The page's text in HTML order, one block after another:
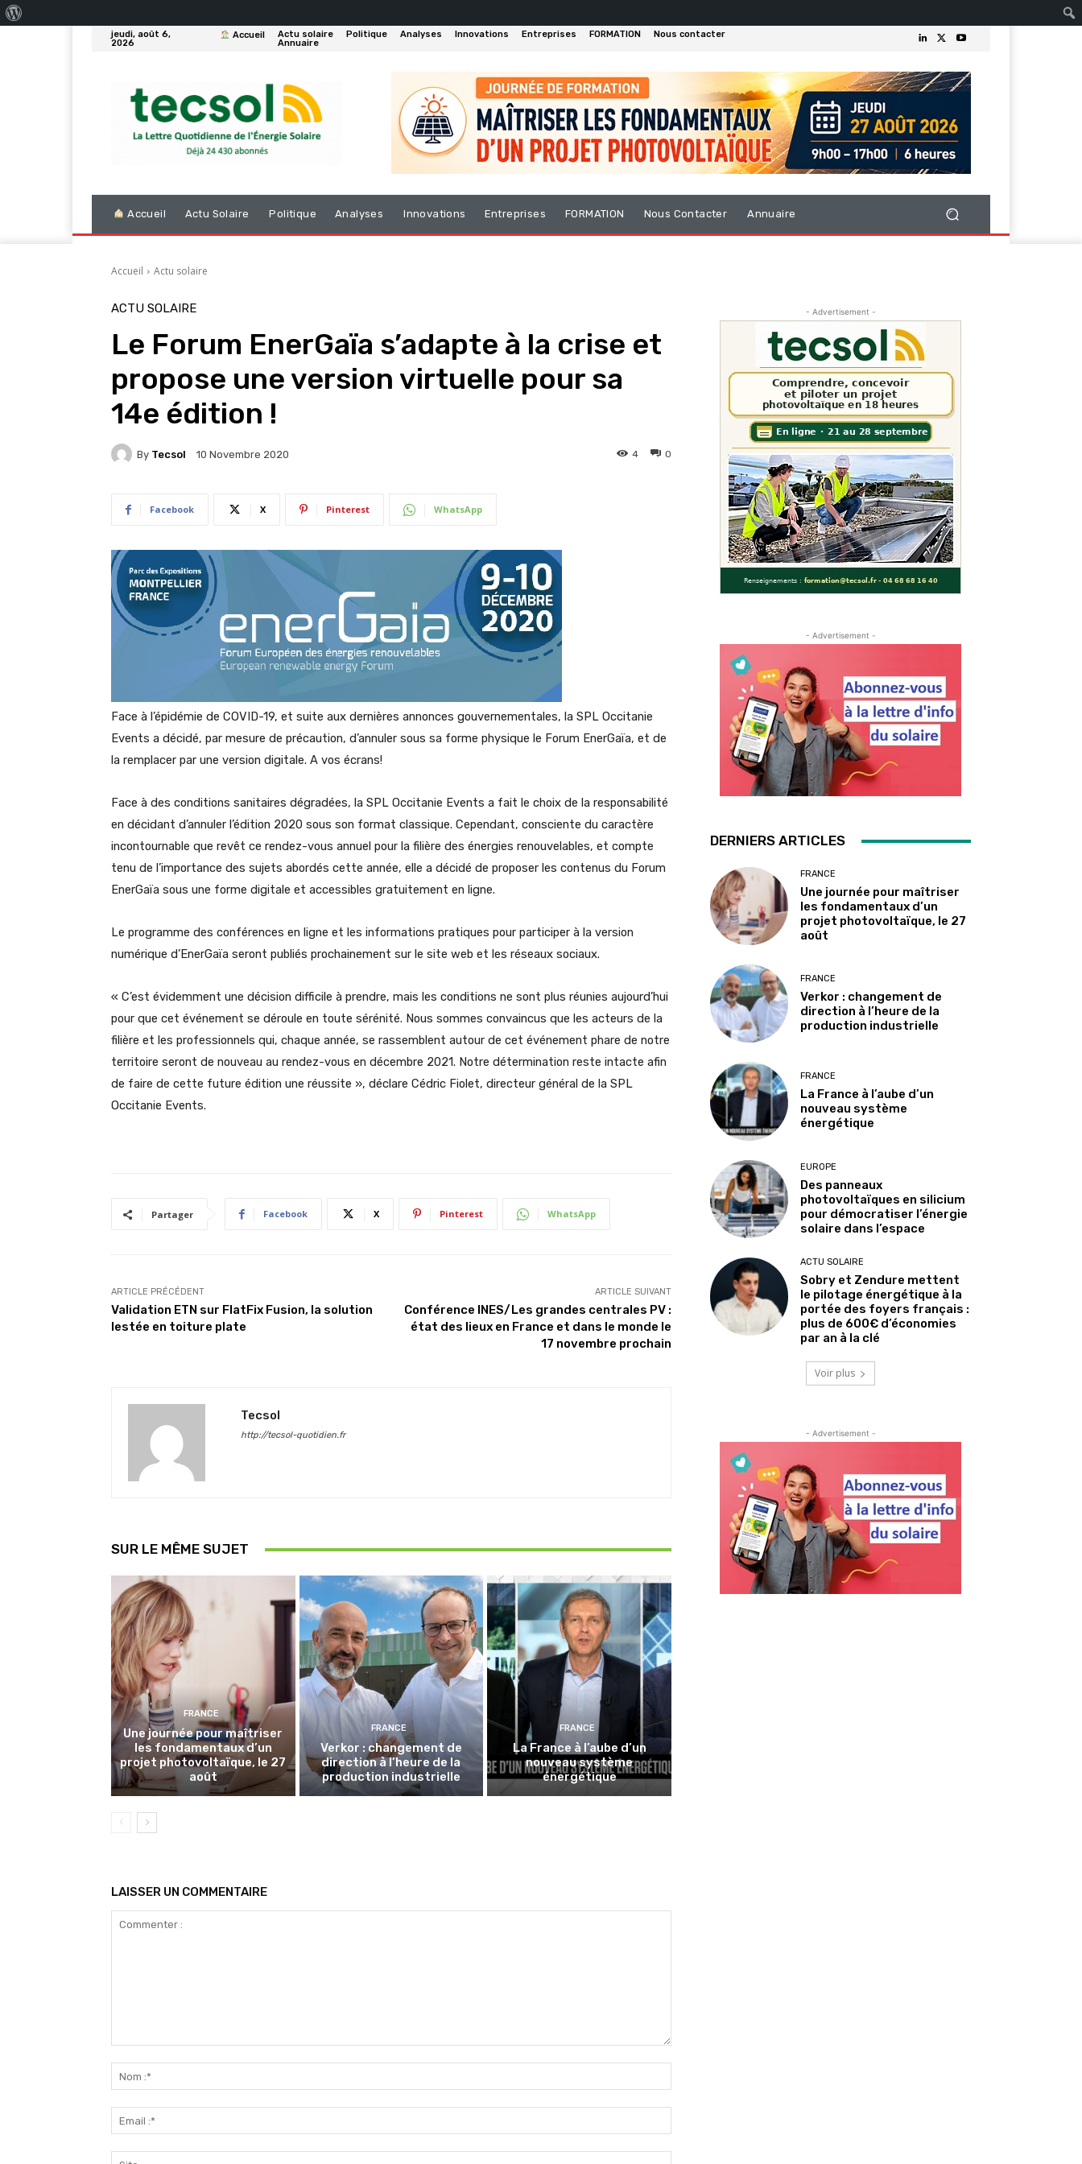
jeudi, août 6,
2026
Accueil Actu solaire Politique Analyses Innovations Entreprises FORMATION
Nous contacter
Annuaire
Accueil Actu Solaire Politique Analyses Innovations Entreprises FORMATION Nous Contacter Annuaire
Accueil Actu solaire
ACTU SOLAIRE
Le Forum EnerGaïa s’adapte à la crise et
propose une version virtuelle pour sa
14e édition !
By Tecsol 10 Novembre 2020 0
4
Facebook X Pinterest WhatsApp
Face à l’épidémie de COVID-19, et suite aux dernières annonces gouvernementales, la SPL Occitanie
Events a décidé, par mesure de précaution, d’annuler sous sa forme physique le Forum EnerGaïa, et de
la remplacer par une version digitale. A vos écrans!
Face à des conditions sanitaires dégradées, la SPL Occitanie Events a fait le choix de la responsabilité
en décidant d’annuler l’édition 2020 sous son format classique. Cependant, consciente du caractère
incontournable que revêt ce rendez-vous annuel pour la filière des énergies renouvelables, et compte
tenu de l’importance des sujets abordés cette année, elle a décidé de proposer les contenus du Forum
EnerGaïa sous une forme digitale et accessibles gratuitement en ligne.
Le programme des conférences en ligne et les informations pratiques pour participer à la version
numérique d’EnerGaïa seront publiés prochainement sur le site web et les réseaux sociaux.
« C’est évidemment une décision difficile à prendre, mais les conditions ne sont plus réunies aujourd’hui
pour que cet événement se déroule en toute sérénité. Nous sommes convaincus que les acteurs de la
filière et les professionnels qui, chaque année, se rassemblent autour de cet événement phare de notre
territoire seront de nouveau au rendez-vous en décembre 2021. Notre détermination reste intacte afin
de faire de cette future édition une réussite », déclare Cédric Fiolet, directeur général de la SPL
Occitanie Events.
Partager Facebook X Pinterest WhatsApp
ARTICLE PRÉCÉDENT
Validation ETN sur FlatFix Fusion, la solution
lestée en toiture plate
ARTICLE SUIVANT
Conférence INES/Les grandes centrales PV :
état des lieux en France et dans le monde le
17 novembre prochain
Tecsol
http://tecsol-quotidien.fr
SUR LE MÊME SUJET
FRANCE
Une journée pour maîtriser
les fondamentaux d’un
projet photovoltaïque, le 27
août
FRANCE
Verkor : changement de
direction à l’heure de la
production industrielle
FRANCE
La France à l’aube d’un
nouveau système
énergétique
LAISSER UN COMMENTAIRE
:*
:*
- Advertisement -
- Advertisement -
DERNIERS ARTICLES
FRANCE
Une journée pour maîtriser
les fondamentaux d’un
projet photovoltaïque, le 27
août
FRANCE
Verkor : changement de
direction à l’heure de la
production industrielle
FRANCE
La France à l’aube d’un
nouveau système
énergétique
EUROPE
Des panneaux
photovoltaïques en silicium
pour démocratiser l’énergie
solaire dans l’espace
ACTU SOLAIRE
Sobry et Zendure mettent
le pilotage énergétique à la
portée des foyers français :
plus de 600€ d’économies
par an à la clé
Voir plus
- Advertisement -